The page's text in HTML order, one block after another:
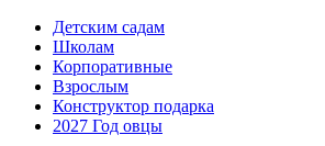
Детским садам
Школам
Корпоративные
Взрослым
Конструктор подарка
2027 Год овцы